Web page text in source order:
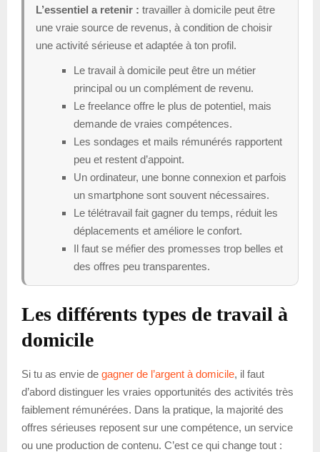
L’essentiel a retenir : travailler à domicile peut être
une vraie source de revenus, à condition de choisir
une activité sérieuse et adaptée à ton profil.
Le travail à domicile peut être un métier
principal ou un complément de revenu.
Le freelance offre le plus de potentiel, mais
demande de vraies compétences.
Les sondages et mails rémunérés rapportent
peu et restent d’appoint.
Un ordinateur, une bonne connexion et parfois
un smartphone sont souvent nécessaires.
Le télétravail fait gagner du temps, réduit les
déplacements et améliore le confort.
Il faut se méfier des promesses trop belles et
des offres peu transparentes.
Les différents types de travail à
domicile
Si tu as envie de gagner de l’argent à domicile, il faut
d’abord distinguer les vraies opportunités des activités très
faiblement rémunérées. Dans la pratique, la majorité des
offres sérieuses reposent sur une compétence, un service
ou une production de contenu. C’est ce qui change tout :